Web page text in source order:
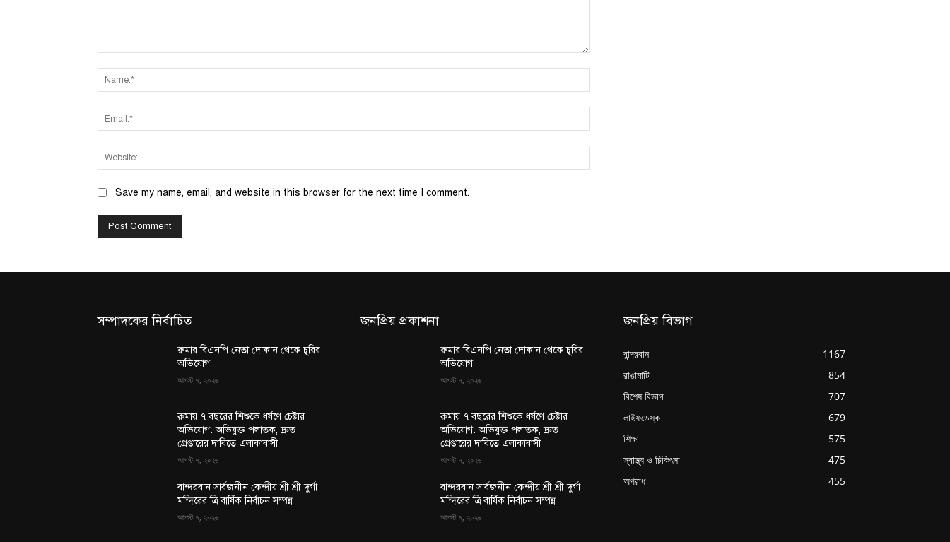
Save my name, email, and website in this browser for the next time I comment.
সম্পাদকের নির্বাচিত
রুমার বিএনপি নেতা দোকান থেকে চুরির
অভিযোগ
আগস্ট ৭, ২০২৬
রুমায় ৭ বছরের শিশুকে ধর্ষণে চেষ্টার
অভিযোগ: অভিযুক্ত পলাতক, দ্রুত
গ্রেপ্তারের দাবিতে এলাকাবাসী
আগস্ট ৭, ২০২৬
বান্দরবান সার্বজনীন কেন্দ্রীয় শ্রী শ্রী দুর্গা
মন্দিরের ত্রি বার্ষিক নির্বাচন সম্পন্ন
আগস্ট ৭, ২০২৬
জনপ্রিয় প্রকাশনা
রুমার বিএনপি নেতা দোকান থেকে চুরির
অভিযোগ
আগস্ট ৭, ২০২৬
রুমায় ৭ বছরের শিশুকে ধর্ষণে চেষ্টার
অভিযোগ: অভিযুক্ত পলাতক, দ্রুত
গ্রেপ্তারের দাবিতে এলাকাবাসী
আগস্ট ৭, ২০২৬
বান্দরবান সার্বজনীন কেন্দ্রীয় শ্রী শ্রী দুর্গা
মন্দিরের ত্রি বার্ষিক নির্বাচন সম্পন্ন
আগস্ট ৭, ২০২৬
জনপ্রিয় বিভাগ
বান্দরবান
1167
রাঙামাটি
854
বিশেষ বিভাগ
707
লাইফডেস্ক
679
শিক্ষা
575
স্বাস্থ্য ও চিকিৎসা
475
অপরাধ
455